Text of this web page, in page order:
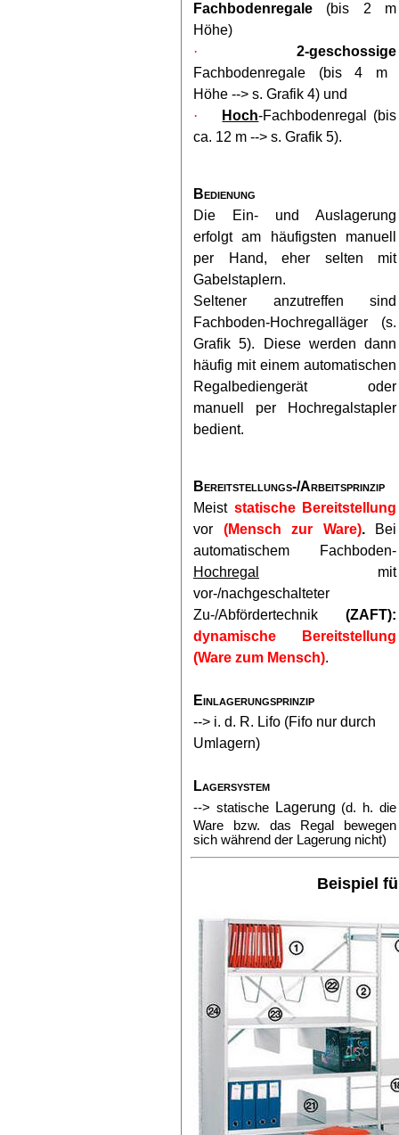
Fachbodenregale (bis 2 m
Höhe)
·
2-geschossige
Fachbodenregale (bis 4 m
Höhe --> s. Grafik 4) und
·
Hoch-Fachbodenregal (bis
ca. 12 m --> s. Grafik 5).
Bedienung
Die Ein- und Auslagerung
erfolgt am häufigsten manuell
per Hand, eher selten mit
Gabelstaplern.
Seltener anzutreffen sind
Fachboden-Hochregalläger (s.
Grafik 5). Diese werden dann
häufig mit einem automatischen
Regalbediengerät oder
manuell per Hochregalstapler
bedient.
Bereitstellungs-/Arbeitsprinzip
Meist statische Bereitstellung
vor (Mensch zur Ware).Bei
automatischem Fachboden-
Hochregal
mit
vor-/nachgeschalteter
Zu-/Abfördertechnik (ZAFT):
dynamische
Bereitstellung
(Ware zum Mensch).
Einlagerungsprinzip
--> i. d. R. Lifo (Fifo nur durch
Umlagern)
Lagersystem
--> statische Lagerung (d. h. die
Ware bzw. das Regal bewegen
sich während der Lagerung nicht)
Beispiel